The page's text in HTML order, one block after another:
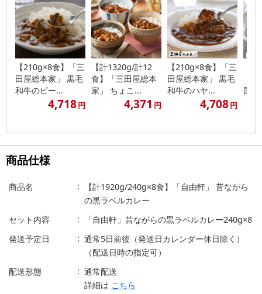
【210g×8食】「三
田屋総本家」 黒毛
和牛のビー...
4,718円
【計1320g/計12
食】「三田屋総本
家」 ちょこ...
4,371 円
【210g×8食】「三
田屋総本家」 黒毛
和牛のハヤ...
4,708円
国
商品仕様
商品名
【計1920g/240g×8食】「自由軒」 昔ながら
の黒ラベルカレー
セット内容
「自由軒」昔ながらの黒ラベルカレー240g×8
発送予定日
通常5日前後（発送日カレンダー休日除く）
（配送日時の指定可）
配送形態
通常配送
詳細は こちら